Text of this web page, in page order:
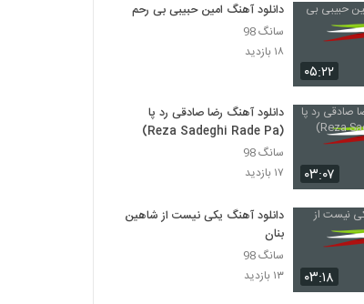
دانلود آهنگ فرزاد قاسمی ای ماه من (Farzad
Ghasemi Ei Mahe Man)
علی شمس الهی آهنگ هیچ
۳۰۸ بازدید
موزیک زیبای شوق تماشا از مهدی صومعه
۲۲۱ بازدید
آهنگ برگرد (به همراه میکاد) از مهران
۲۴۱ بازدید
۰۵:۲۲
دانلود آهنگ امین حبیبی بی رحم
سانگ 98
۱۸ بازدید
۰۳:۰۷
دانلود آهنگ رضا صادقی رد پا
(Reza Sadeghi Rade Pa)
سانگ 98
۱۷ بازدید
۰۳:۱۸
دانلود آهنگ یکی نیست از شاهین
بنان
سانگ 98
۱۳ بازدید